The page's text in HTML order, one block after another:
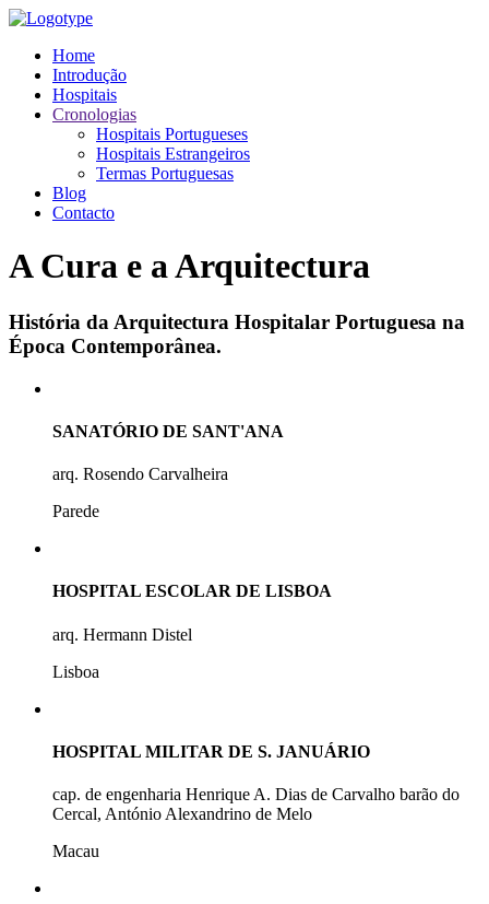
Home
Introdução
Hospitais
Cronologias
Hospitais Portugueses
Hospitais Estrangeiros
Termas Portuguesas
Blog
Contacto
A Cura e a Arquitectura
História da Arquitectura Hospitalar Portuguesa na
Época Contemporânea.
SANATÓRIO DE SANT'ANA
arq. Rosendo Carvalheira
Parede
HOSPITAL ESCOLAR DE LISBOA
arq. Hermann Distel
Lisboa
HOSPITAL MILITAR DE S. JANUÁRIO
cap. de engenharia Henrique A. Dias de Carvalho barão do
Cercal, António Alexandrino de Melo
Macau